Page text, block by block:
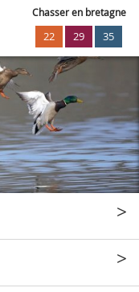
Chasser en bretagne
22 29 35